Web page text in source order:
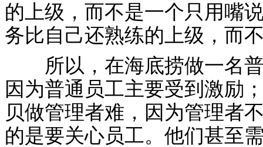
的上级，而不是一个只用嘴
务比自己还熟练的上级，而
所以，在海底捞做一名普
因为普通员工主要受到激励
贝做管理者难，因为管理者
的是要关心员工。他们甚至